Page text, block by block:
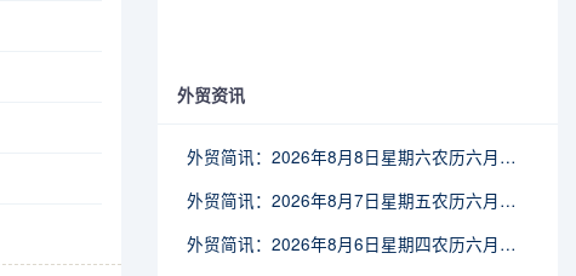
外贸资讯
外贸简讯：2026年8月8日星期六农历六月廿六
外贸简讯：2026年8月7日星期五农历六月廿五
外贸简讯：2026年8月6日星期四农历六月廿四